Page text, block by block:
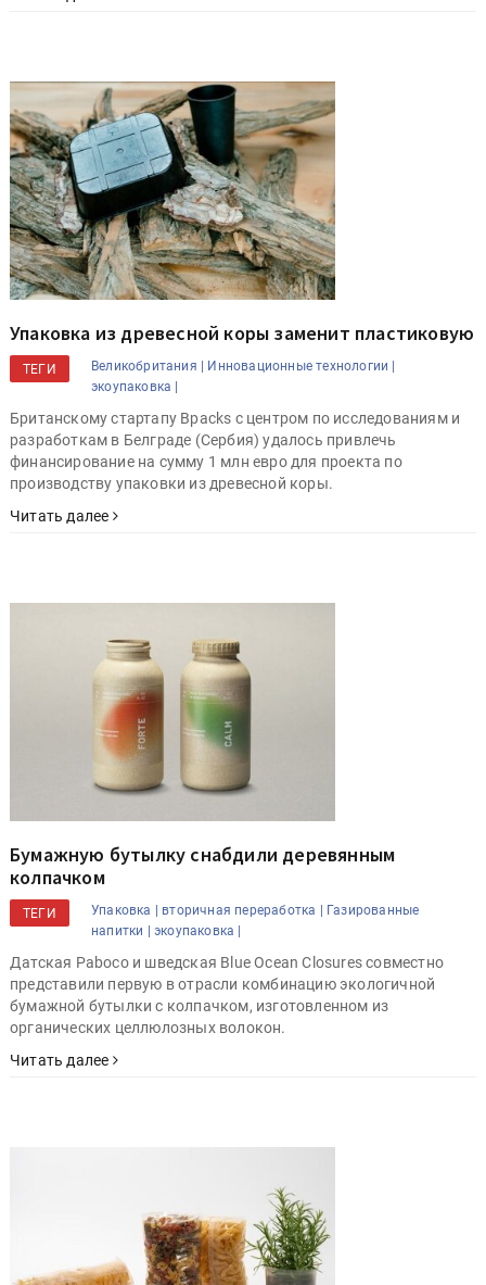
Упаковка из древесной коры заменит пластиковую
ТЕГИ Великобритания |
Инновационные технологии |
экоупаковка |
Британскому стартапу Bpacks с центром по исследованиям и
разработкам в Белграде (Сербия) удалось привлечь
финансирование на сумму 1 млн евро для проекта по
производству упаковки из древесной коры.
Читать далее
Бумажную бутылку снабдили деревянным
колпачком
ТЕГИ Упаковка | вторичная переработка | Газированные
напитки | экоупаковка |
Датская Paboco и шведская Blue Ocean Closures совместно
представили первую в отрасли комбинацию экологичной
бумажной бутылки с колпачком, изготовленном из
органических целлюлозных волокон.
Читать далее